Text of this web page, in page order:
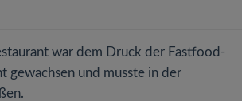
war dem Druck der Fastfood-
gewachsen und musste in der